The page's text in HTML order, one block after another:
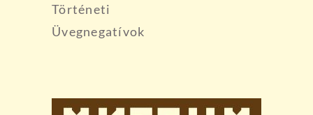
Történeti
Üvegnegatívok